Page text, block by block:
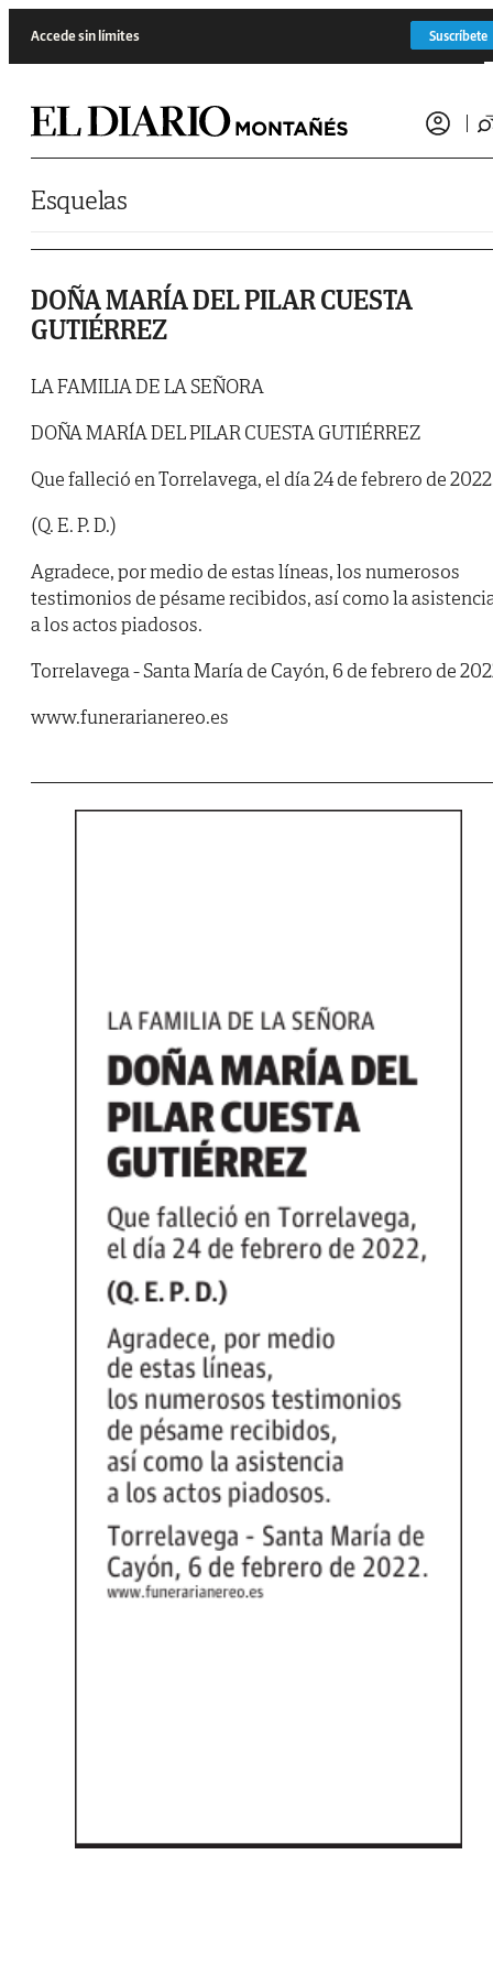
Accede sin límites Suscríbete
Esquelas
DOÑA MARÍA DEL PILAR CUESTA
GUTIÉRREZ
LA FAMILIA DE LA SEÑORA
DOÑA MARÍA DEL PILAR CUESTA GUTIÉRREZ
Que falleció en Torrelavega, el día 24 de febrero de
(Q. E. P. D.)
Agradece, por medio de estas líneas, los numerosos
testimonios de pésame recibidos, así como la
a los actos piadosos.
Torrelavega - Santa María de Cayón, 6 de febrero de
www.funerarianereo.es